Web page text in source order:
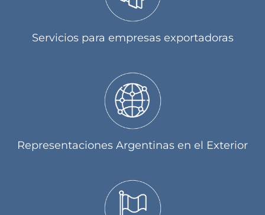
Servicios para empresas exportadoras
Representaciones Argentinas en el Exterior